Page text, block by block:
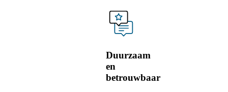
Duurzaam
en
betrouwbaar